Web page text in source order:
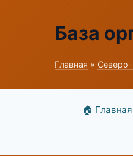
База
Главная »
🏠 Главная